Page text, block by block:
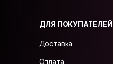
ДЛЯ ПОКУПАТЕЛЕЙ
Доставка
Оплата